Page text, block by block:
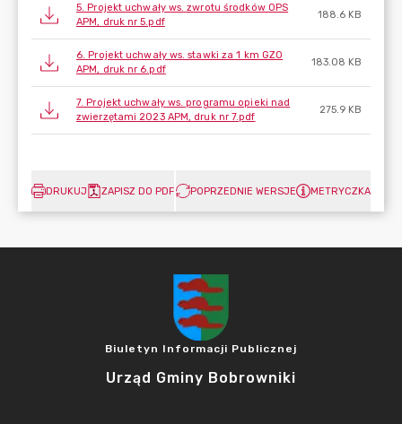
5. Projekt uchwały ws. zwrotu środków OPS
APM, druk nr 5.pdf
188.6 KB
6. Projekt uchwały ws. stawki za 1 km GZO
APM, druk nr 6.pdf
183.08 KB
7. Projekt uchwały ws. programu opieki nad
zwierzętami 2023 APM, druk nr 7.pdf
275.9 KB
DRUKUJ ZAPISZ DO PDF POPRZEDNIE WERSJE METRYCZKA
Biuletyn Informacji Publicznej
Urząd Gminy Bobrowniki